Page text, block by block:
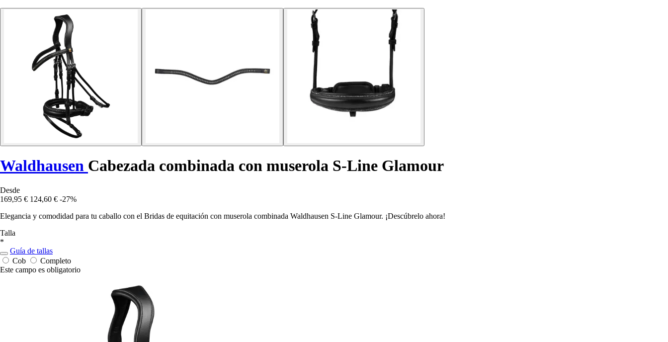
Waldhausen Cabezada combinada con muserola S-Line Glamour
Desde
169,95 € 124,60 € -27%
Elegancia y comodidad para tu caballo con el Bridas de equitación con muserola combinada Waldhausen S-Line Glamour. ¡Descúbrelo ahora!
Talla
*
Guía de tallas
Cob
Completo
Este campo es obligatorio